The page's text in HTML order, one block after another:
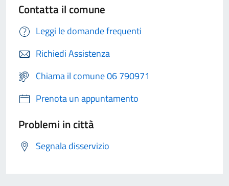
Contatta il comune
Leggi le domande frequenti
Richiedi Assistenza
Chiama il comune 06 790971
Prenota un appuntamento
Problemi in città
Segnala disservizio